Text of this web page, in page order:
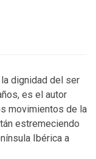
dignidad del ser
es el autor
movimientos de la
estremeciendo
Ibérica a